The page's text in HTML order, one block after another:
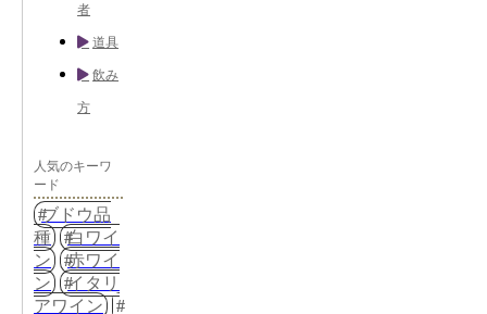
者
道具
飲み
方
人気のキーワ
ード
ブドウ品
種
白ワイ
ン
赤ワイ
ン
イタリ
アワイン